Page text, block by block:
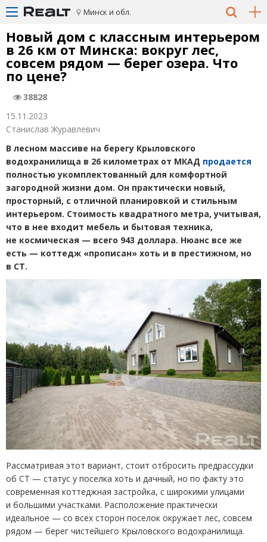
Минск и обл.
Новый дом с классным интерьером
в 26 км от Минска: вокруг лес,
совсем рядом — берег озера. Что
по цене?
38828
15.11.2023
Станислав Журавлевич
В лесном массиве на берегу Крыловского
водохранилища в 26 километрах от МКАД продается
полностью укомплектованный для комфортной
загородной жизни дом. Он практически новый,
просторный, с отличной планировкой и стильным
интерьером. Стоимость квадратного метра, учитывая,
что в нее входит мебель и бытовая техника,
не космическая — всего 943 доллара. Нюанс все же
есть — коттедж «прописан» хоть и в престижном, но
в СТ.
Рассматривая этот вариант, стоит отбросить предрассудки
об СТ — статус у поселка хоть и дачный, но по факту это
современная коттеджная застройка, с широкими улицами
и большими участками. Расположение практически
идеальное — со всех сторон поселок окружает лес, совсем
рядом — берег чистейшего Крыловского водохранилища.